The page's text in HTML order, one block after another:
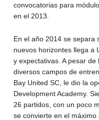
convocatorias para
en el 2013.
En el año 2014 se separa
nuevos horizontes llega a
y expectativas. A pesar
diversos campos de
Bay United SC, le dio la
Development Academy.
26 partidos, con un poco
se convierte en el